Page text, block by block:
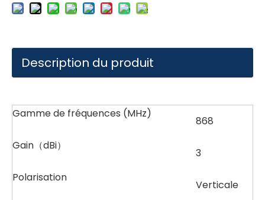
Description du produit
Gamme de fréquences (MHz)
868
Gain（dBi）
3
Polarisation
Verticale